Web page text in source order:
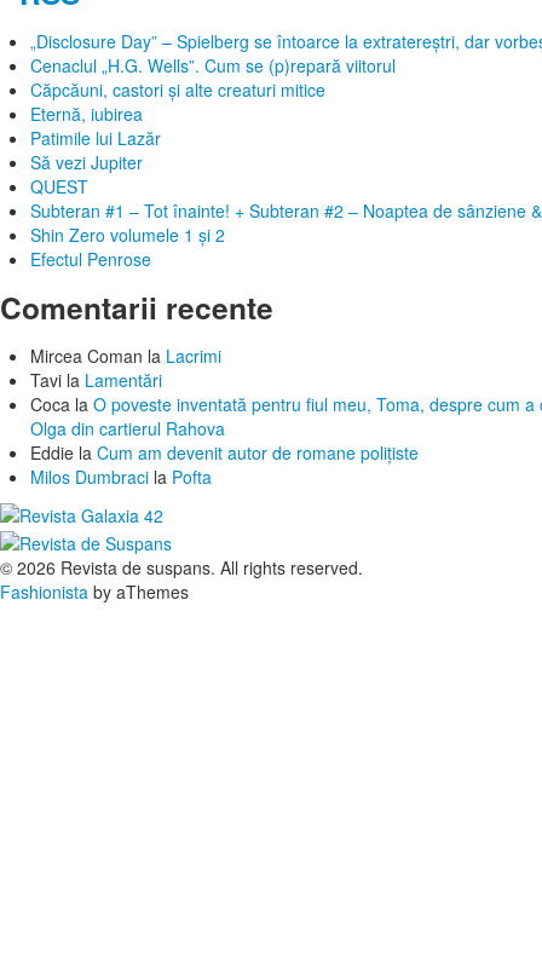
„Disclosure Day” – Spielberg se întoarce la extratereștri, dar
Cenaclul „H.G. Wells”. Cum se (p)repară viitorul
Căpcăuni, castori și alte creaturi mitice
Eternă, iubirea
Patimile lui Lazăr
Să vezi Jupiter
QUEST
Subteran #1 – Tot înainte! + Subteran #2 – Noaptea de sânziene
Shin Zero volumele 1 și 2
Efectul Penrose
Comentarii recente
Mircea Coman la Lacrimi
Tavi la Lamentări
Coca la O poveste inventată pentru fiul meu, Toma, despre cum
Olga din cartierul Rahova
Eddie la Cum am devenit autor de romane polițiste
Milos Dumbraci la Pofta
© 2026 Revista de suspans. All rights reserved.
Fashionista by aThemes